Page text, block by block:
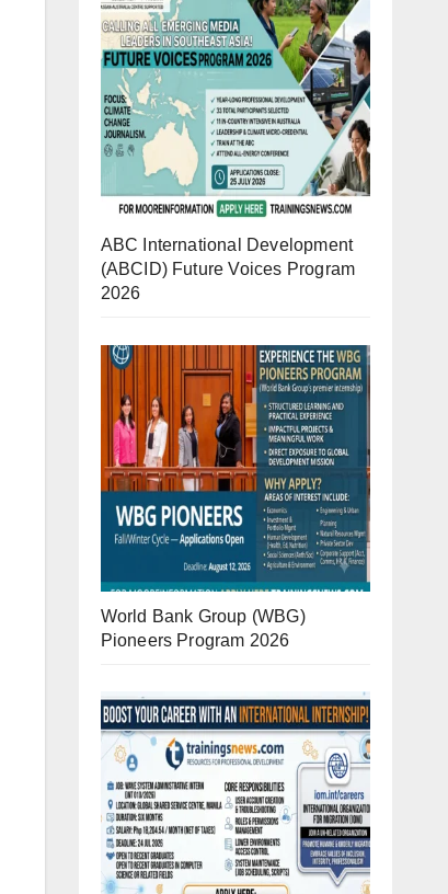
ABC International Development
(ABCID) Future Voices Program
2026
World Bank Group (WBG)
Pioneers Program 2026